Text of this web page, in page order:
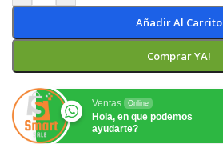
Añadir Al Carrito
Comprar YA!
Ventas Online
Hola, en que podemos
ayudarte?